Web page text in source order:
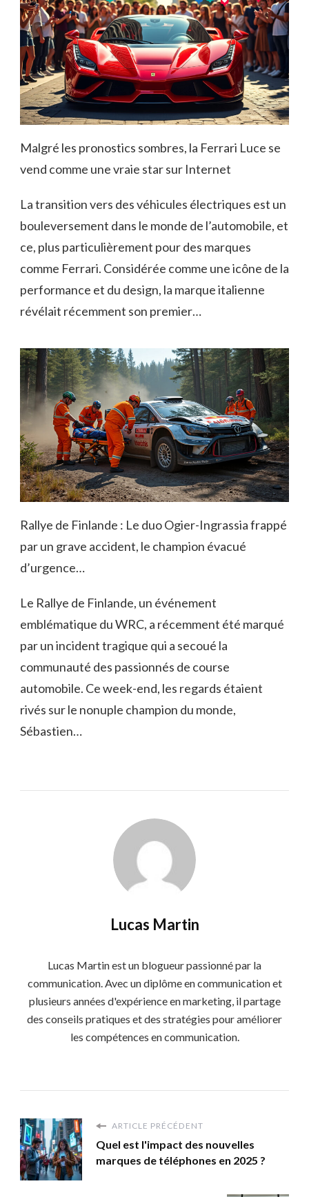
Malgré les pronostics sombres, la Ferrari Luce se
vend comme une vraie star sur Internet
La transition vers des véhicules électriques est un
bouleversement dans le monde de l’automobile, et
ce, plus particulièrement pour des marques
comme Ferrari. Considérée comme une icône de la
performance et du design, la marque italienne
révélait récemment son premier…
Rallye de Finlande : Le duo Ogier-Ingrassia frappé
par un grave accident, le champion évacué
d’urgence…
Le Rallye de Finlande, un événement
emblématique du WRC, a récemment été marqué
par un incident tragique qui a secoué la
communauté des passionnés de course
automobile. Ce week-end, les regards étaient
rivés sur le nonuple champion du monde,
Sébastien…
Lucas Martin
Lucas Martin est un blogueur passionné par la
communication. Avec un diplôme en communication et
plusieurs années d'expérience en marketing, il partage
des conseils pratiques et des stratégies pour améliorer
les compétences en communication.
ARTICLE PRÉCÉDENT
Quel est l'impact des nouvelles
marques de téléphones en 2025 ?